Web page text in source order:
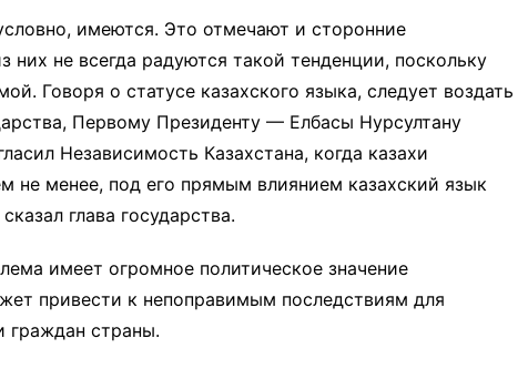
имеются. Это отмечают и сторонние
них не всегда радуются такой тенденции, поскольку
Говоря о статусе казахского языка, следует воздать
Первому Президенту — Елбасы Нурсултану
Независимость Казахстана, когда казахи
не менее, под его прямым влиянием казахский язык
глава государства.
имеет огромное политическое значение
привести к непоправимым последствиям для
граждан страны.